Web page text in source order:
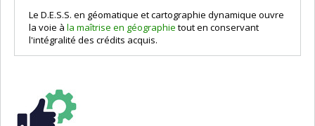
Le D.E.S.S. en géomatique et cartographie dynamique ouvre
la voie à la maîtrise en géographie tout en conservant
l'intégralité des crédits acquis.